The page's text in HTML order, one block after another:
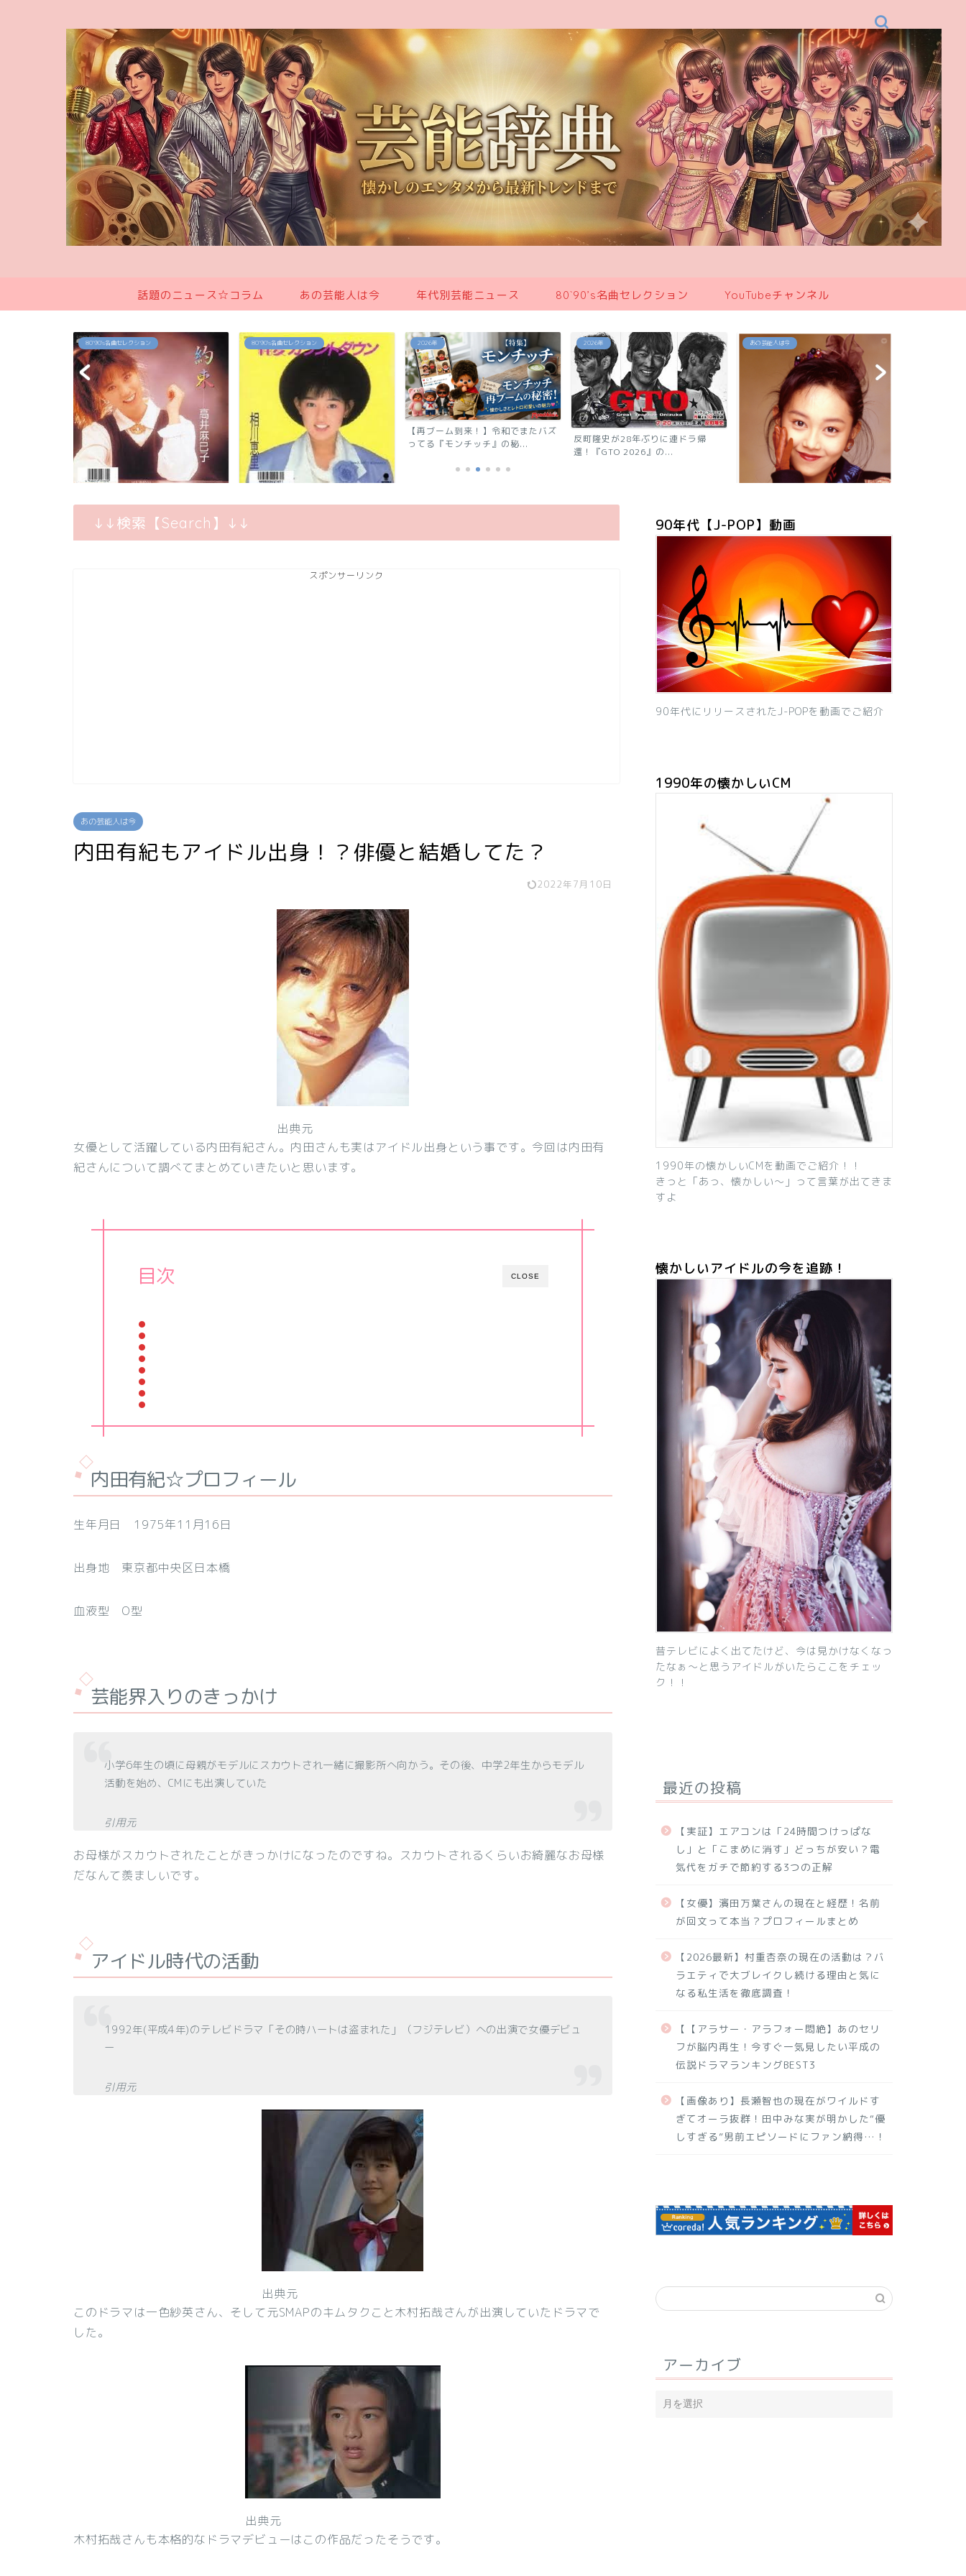
話題のニュース☆コラム あの芸能人は今 年代別芸能ニュース 80`90’s名曲セレクション YouTubeチャンネル
80`90's名曲セレクション 2026年
【再ブーム到来！】令和でまたバズ
ってる『モンチッチ』の秘...
2026年
反町隆史が28年ぶりに連ドラ帰
還！『GTO 2026』の...
あの芸能人は今
「浅香唯の現在は？旦那も子供も芸
能人！有名グループ全員が...
あの芸能人は今
↓↓検索【Search】↓↓
スポンサーリンク
あの芸能人は今
内田有紀もアイドル出身！？俳優と結婚してた？
2022年7月10日
出典元
女優として活躍している内田有紀さん。内田さんも実はアイドル出身という事です。今回は内田有
紀さんについて調べてまとめていきたいと思います。
CLOSE
目次
内田有紀☆プロフィール
生年月日 1975年11月16日
出身地 東京都中央区日本橋
血液型 O型
芸能界入りのきっかけ
小学6年生の頃に母親がモデルにスカウトされ一緒に撮影所へ向かう。その後、中学2年生からモデル
活動を始め、CMにも出演していた
引用元
お母様がスカウトされたことがきっかけになったのですね。スカウトされるくらいお綺麗なお母様
だなんて羨ましいです。
アイドル時代の活動
1992年(平成4年)のテレビドラマ「その時ハートは盗まれた」（フジテレビ）への出演で女優デビュ
ー
引用元
出典元
このドラマは一色紗英さん、そして元SMAPのキムタクこと木村拓哉さんが出演していたドラマで
した。
出典元
木村拓哉さんも本格的なドラマデビューはこの作品だったそうです。
90年代【J-POP】動画
90年代にリリースされたJ-POPを動画でご紹介
1990年の懐かしいCM
1990年の懐かしいCMを動画でご紹介！！
きっと「あっ、懐かしい～」って言葉が出てきま
すよ
懐かしいアイドルの今を追跡！
昔テレビによく出てたけど、今は見かけなくなっ
たなぁ～と思うアイドルがいたらここをチェッ
ク！！
最近の投稿
【実証】エアコンは「24時間つけっぱな
し」と「こまめに消す」どっちが安い？電
気代をガチで節約する3つの正解
【女優】濱田万葉さんの現在と経歴！名前
が回文って本当？プロフィールまとめ
【2026最新】村重杏奈の現在の活動は？バ
ラエティで大ブレイクし続ける理由と気に
なる私生活を徹底調査！
【【アラサー・アラフォー悶絶】あのセリ
フが脳内再生！今すぐ一気見したい平成の
伝説ドラマランキングBEST3
【画像あり】長瀬智也の現在がワイルドす
ぎてオーラ抜群！田中みな実が明かした“優
しすぎる”男前エピソードにファン納得…！
アーカイブ